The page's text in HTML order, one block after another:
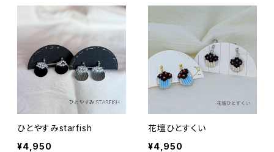
ひとやすみstarfish
¥4,950
花壇ひとすくい
¥4,950